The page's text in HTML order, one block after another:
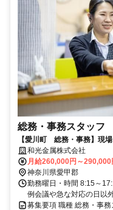
総務・事務スタッフ
【愛川町 総務・事務】現
和光金属株式会社
月給260,000円～290,000
神奈川県愛甲郡
勤務曜日・時間 8:15～
例会議や急な対応の日以
募集要項 職種 総務・事